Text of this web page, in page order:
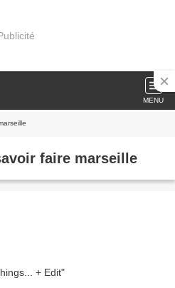
MENU
faire marseille